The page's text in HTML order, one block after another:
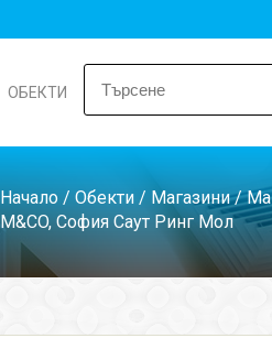
ОБЕКТИ
Начало / Обекти / Магазини/
M&CO, София Саут Ринг Мол